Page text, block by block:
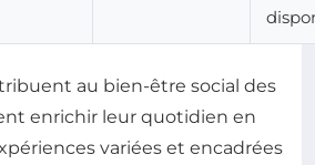
au bien-être social des
enrichir leur quotidien en
variées et encadrées